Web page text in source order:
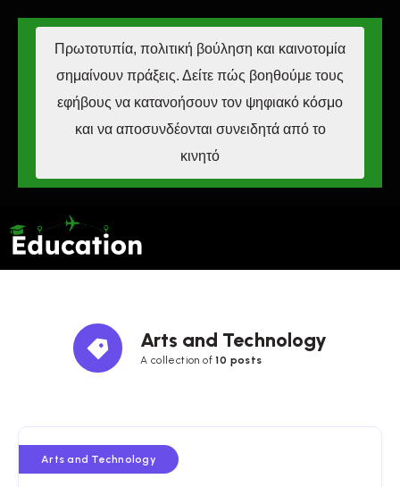
Πρωτοτυπία, πολιτική βούληση και καινοτομία
σημαίνουν πράξεις. Δείτε πώς βοηθούμε τους
εφήβους να κατανοήσουν τον ψηφιακό κόσμο
και να αποσυνδέονται συνειδητά από το
κινητό
Arts and Technology
A collection of10 posts
Arts and Technology